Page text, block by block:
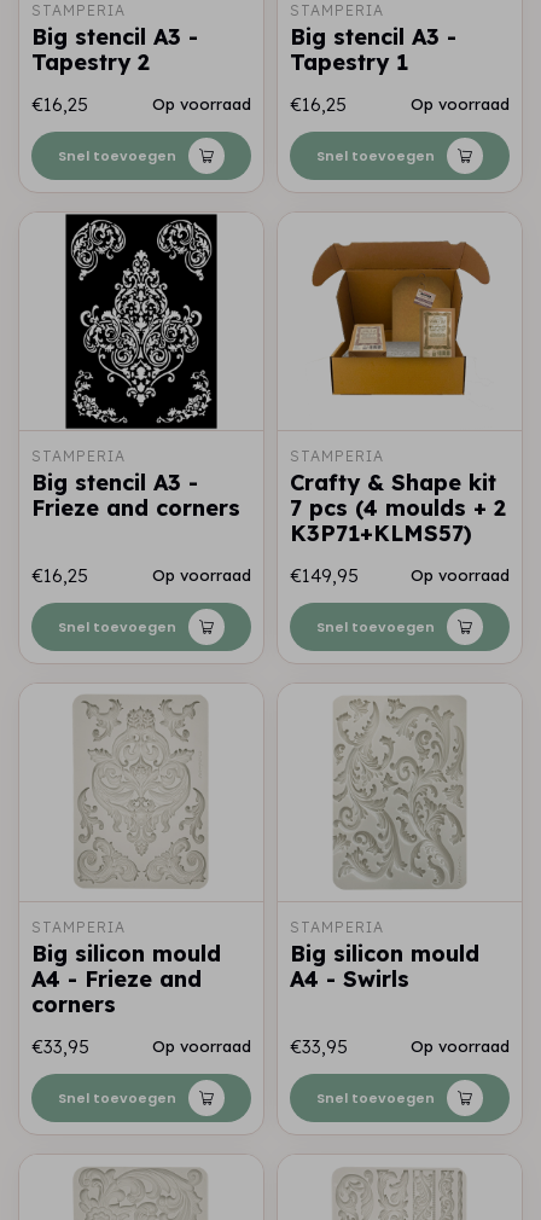
STAMPERIA
Big stencil A3 -
Tapestry 2
€16,25 Op voorraad
Snel toevoegen
STAMPERIA
Big stencil A3 -
Tapestry 1
€16,25 Op voorraad
Snel toevoegen
STAMPERIA
Big stencil A3 -
Frieze and corners
€16,25 Op voorraad
Snel toevoegen
STAMPERIA
Crafty & Shape kit
7 pcs (4 moulds + 2
K3P71+KLMS57)
€149,95 Op voorraad
Snel toevoegen
STAMPERIA
Big silicon mould
A4 - Frieze and
corners
€33,95 Op voorraad
Snel toevoegen
STAMPERIA
Big silicon mould
A4 - Swirls
€33,95 Op voorraad
Snel toevoegen